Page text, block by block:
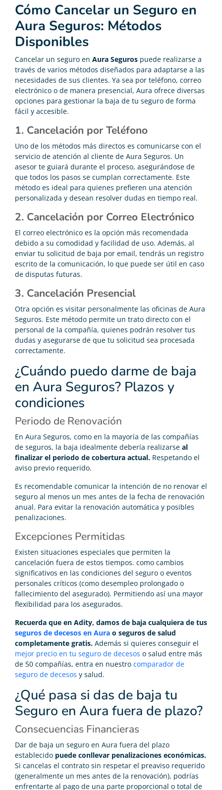
Cómo Cancelar un Seguro en
Aura Seguros: Métodos
Disponibles
Cancelar un seguro en Aura Seguros puede realizarse a
través de varios métodos diseñados para adaptarse a las
necesidades de sus clientes. Ya sea por teléfono, correo
electrónico o de manera presencial, Aura ofrece diversas
opciones para gestionar la baja de tu seguro de forma
fácil y accesible.
1. Cancelación por Teléfono
Uno de los métodos más directos es comunicarse con el
servicio de atención al cliente de Aura Seguros. Un
asesor te guiará durante el proceso, asegurándose de
que todos los pasos se cumplan correctamente. Este
método es ideal para quienes prefieren una atención
personalizada y desean resolver dudas en tiempo real.
2. Cancelación por Correo Electrónico
El correo electrónico es la opción más recomendada
debido a su comodidad y facilidad de uso. Además, al
enviar tu solicitud de baja por email, tendrás un registro
escrito de la comunicación, lo que puede ser útil en caso
de disputas futuras.
3. Cancelación Presencial
Otra opción es visitar personalmente las oficinas de Aura
Seguros. Este método permite un trato directo con el
personal de la compañía, quienes podrán resolver tus
dudas y asegurarse de que tu solicitud sea procesada
correctamente.
¿Cuándo puedo darme de baja
en Aura Seguros? Plazos y
condiciones
Periodo de Renovación
En Aura Seguros, como en la mayoría de las compañías
de seguros, la baja idealmente debería realizarse al
finalizar el periodo de cobertura actual. Respetando el
aviso previo requerido.
Es recomendable comunicar la intención de no renovar el
seguro al menos un mes antes de la fecha de renovación
anual. Para evitar la renovación automática y posibles
penalizaciones.
Excepciones Permitidas
Existen situaciones especiales que permiten la
cancelación fuera de estos tiempos. como cambios
significativos en las condiciones del seguro o eventos
personales críticos (como desempleo prolongado o
fallecimiento del asegurado). Permitiendo así una mayor
flexibilidad para los asegurados.
Recuerda que en Adity, damos de baja cualquiera de tus
seguros de decesos en Aura o seguros de salud
completamente gratis. Además si quieres conseguir el
mejor precio en tu seguro de decesos o salud entre más
de 50 compañías, entra en nuestro comparador de
seguro de decesos y salud.
¿Qué pasa si das de baja tu
Seguro en Aura fuera de plazo?
Consecuencias Financieras
Dar de baja un seguro en Aura fuera del plazo
establecido puede conllevar penalizaciones económicas.
Si cancelas el contrato sin respetar el preaviso requerido
(generalmente un mes antes de la renovación), podrías
enfrentarte al pago de una parte proporcional o total de